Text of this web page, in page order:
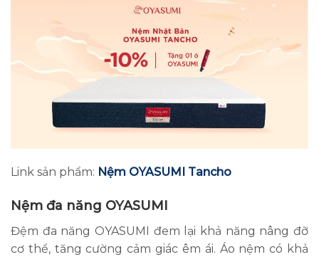
Link sản phẩm: Nệm OYASUMI Tancho
Nệm đa năng OYASUMI
Đệm đa năng OYASUMI đem lại khả năng nâng đỡ
cơ thể, tăng cường cảm giác êm ái. Áo nệm có khả